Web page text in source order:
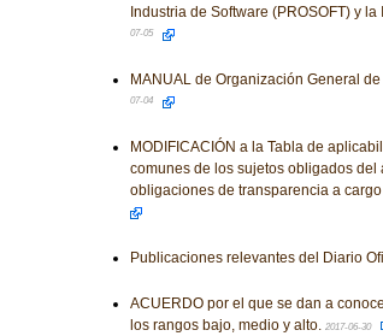
Industria de Software (PROSOFT) y
07-05
MANUAL de Organización General
07-04
MODIFICACIÓN a la Tabla de
comunes de los sujetos obligados del
obligaciones de transparencia a
Publicaciones relevantes del Diario
ACUERDO por el que se dan a
los rangos bajo, medio y alto. 2017-06-30